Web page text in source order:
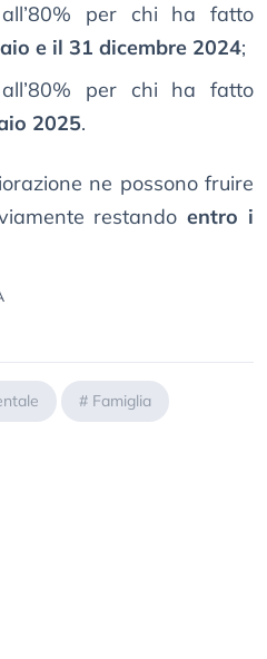
per chi ha fatto
e il 31 dicembre 2024;
per chi ha fatto
2025.
ne possono fruire
restandoentro i
# Famiglia